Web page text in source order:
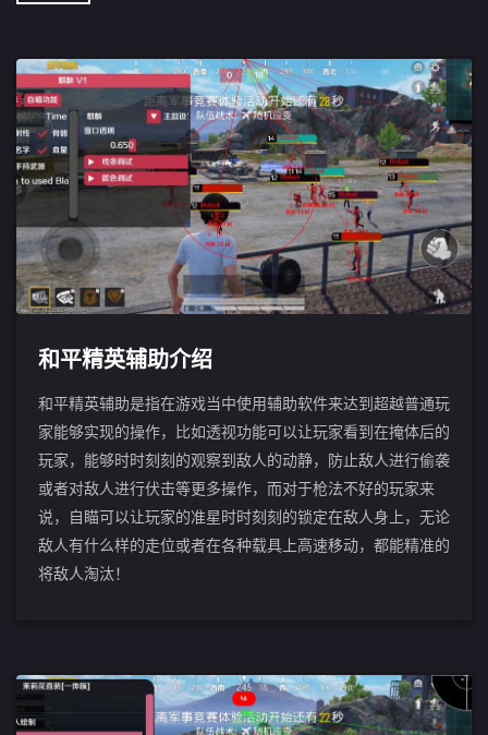
和平精英辅助介绍
和平精英辅助是指在游戏当中使用辅助软件来达到超越普通玩
家能够实现的操作，比如透视功能可以让玩家看到在掩体后的
玩家，能够时时刻刻的观察到敌人的动静，防止敌人进行偷袭
或者对敌人进行伏击等更多操作，而对于枪法不好的玩家来
说，自瞄可以让玩家的准星时时刻刻的锁定在敌人身上，无论
敌人有什么样的走位或者在各种载具上高速移动，都能精准的
将敌人淘汰！